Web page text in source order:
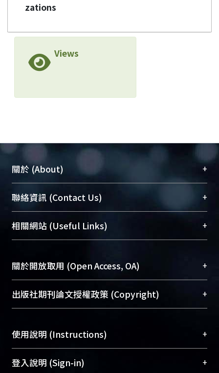
zations
Views
關於 (About) +
臺大位居世界頂尖大學之列，為永久珍藏及向國際
展現本校豐碩的研究成果及學術能量，圖書館整合
機構典藏（NTUR）與學術庫（AH）不同功能平
台，成為臺大學術典藏NTU scholars。期能整合研
成果。
To permanently archive and promote researcher
profiles and scholarly works, Library integrates the
services of “NTU Repository” with “Academic
聯絡資訊 (Contact Us) +
總館學科館員(Main Library)
醫學圖書館學科館員(Medical Library)
Sciences Library)
相關網站 (Useful Links) +
關於開放取用 (Open Access, OA) +
開放取用是從使用者角度提升資訊取用性的社會運
動，應用在學術研究上是透過將研究著作公開供使
用逐年攀升。同時可加速研究發展、提升研究影響
Archive）平台。 （點選深入了解OA）
出版社期刊論文授權政策 (Copyright) +
含部分內容的版權非匯入者所有，或由第三方贊
助與合作完成，請確認該版權所有者及第三方同
意提供此授權。
使用說明 (Instructions) +
網站簡介(Quickstart Guide)
登入說明 (Sign-in) +